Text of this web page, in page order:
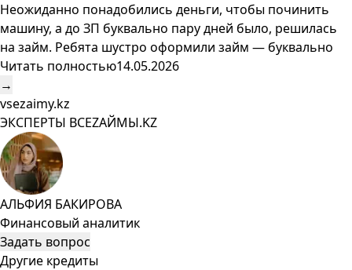
Неожиданно понадобились деньги, чтобы починить
машину, а до ЗП буквально пару дней было, решилась
на займ. Ребята шустро оформили займ — буквально
Читать полностью14.05.2026
→
vsezaimy.kz
ЭКСПЕРТЫ ВСЕZAЙМЫ.KZ
АЛЬФИЯ БАКИРОВА
Финансовый аналитик
Задать вопрос
Другие кредиты